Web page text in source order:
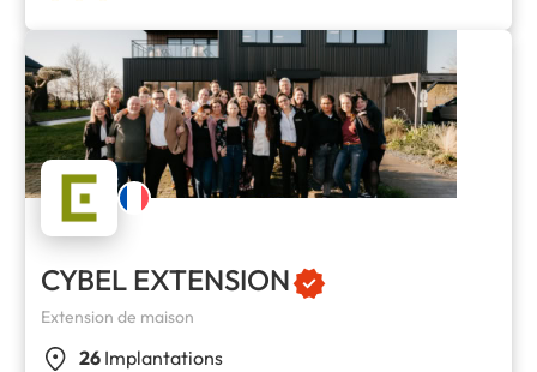
CYBEL EXTENSION
Extension de maison
26 Implantations